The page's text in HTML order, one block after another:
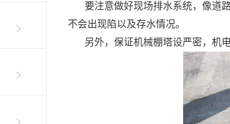
要注意做好现场排水系统，像道路
不会出现陷以及存水情况。
另外，保证机械棚塔设严密，机电